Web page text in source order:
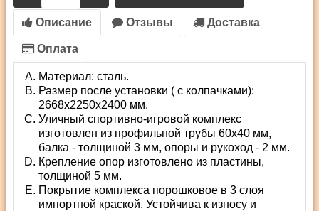
Описание Отзывы Доставка
Оплата
Материал: сталь.
Размер после установки ( с колпачками):
2668х2250х2400 мм.
Уличный спортивно-игровой комплекс
изготовлен из профильной трубы 60х40 мм,
балка - толщиной 3 мм, опоры и рукоход - 2 мм.
Крепление опор изготовлено из пластины,
толщиной 5 мм.
Покрытие комплекса порошковое в 3 слоя
импортной краской. Устойчива к износу и